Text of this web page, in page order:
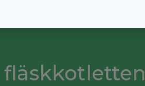
fläskkotletten